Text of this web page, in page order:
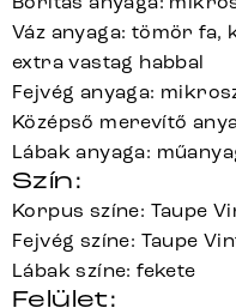
Váz anyaga: tömör
extra vastag habbal
Fejvég anyaga:
Középső merevítő
Lábak anyaga:
Szín:
Korpus színe: Taupe
Fejvég színe: Taupe
Lábak színe: fekete
Felület: